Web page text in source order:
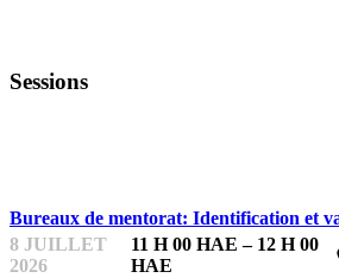
Sessions
Bureaux de mentorat: Identification et
8 JUILLET
2026
11 H 00 HAE – 12 H 00
HAE